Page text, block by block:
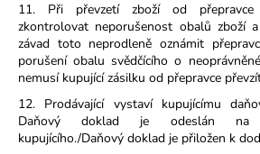
11. Při převzetí zboží od
zkontrolovat neporušenost obalů zboží
závad toto neprodleně oznámit
porušení obalu svědčícího o
nemusí kupující zásilku od přepravce
12. Prodávající vystaví kupujícímu
Daňový doklad je odeslán na
kupujícího./Daňový doklad je přiložen k